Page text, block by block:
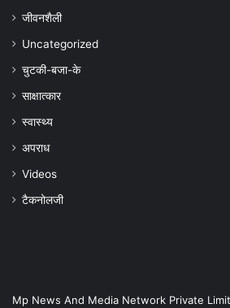
जीवनशैली
Uncategorized
चुटकी-बजा-के
साक्षात्कार
स्वास्थ्य
अपराध
Videos
टैकनोलजी
Mp News And Media Network Private